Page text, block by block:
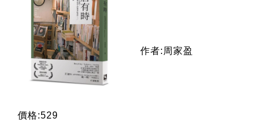
作者:周家盈
價格:529